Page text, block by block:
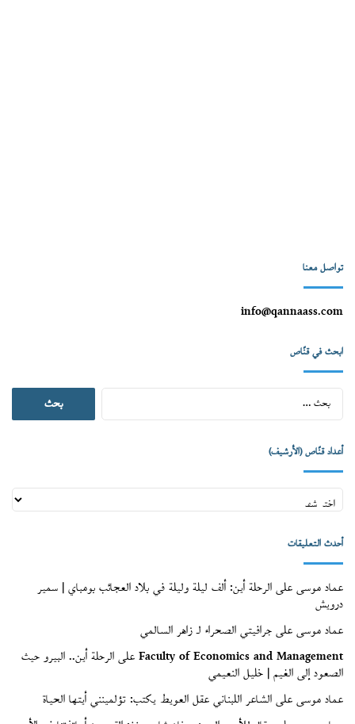
تواصل معنا
info@qannaass.com
ابحث في قنّاص
البحث
عن:
أعداد قنّاص (الأرشيف)
أعداد
قنّاص
أحدث التعليقات
عماد موسىعلىالرحلة أين: ألف ليلة وليلة في بلاد العجائب بومباي | سمير
درويش
عماد موسىعلىجرافيتي الصحراء لـ زاهر السالمي
Faculty of Economics and Managementعلىالرحلة أين.. البيرو حيث
الصعود إلى الغيم | خليل النعيمي
عماد موسىعلىالشاعر اللبناني عقل العويط يكتب: تؤلمينني أيتها الحياة